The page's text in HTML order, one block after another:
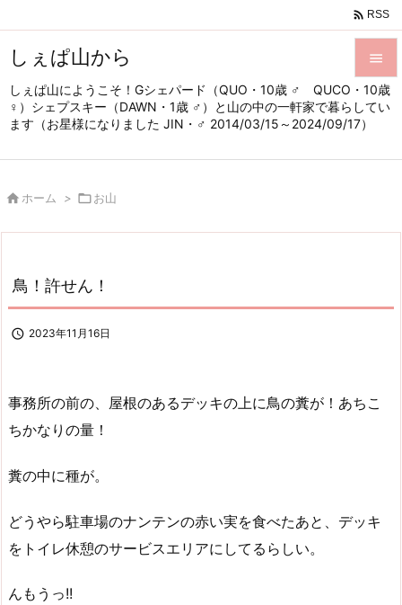
しぇぱ山から
しぇぱ山にようこそ！Gシェパード（QUO・10歳 ♂ QUCO・10歳
♀）シェプスキー（DAWN・1歳 ♂）と山の中の一軒家で暮らしてい
ます（お星様になりました JIN・♂ 2014/03/15～2024/09/17）


メニュ
サイド

 RSS
 ホーム > お山
鳥！許せん！
 2023年11月16日
事務所の前の、屋根のあるデッキの上に鳥の糞が！あちこ
ちかなりの量！
糞の中に種が。
どうやら駐車場のナンテンの赤い実を食べたあと、デッキ
をトイレ休憩のサービスエリアにしてるらしい。
んもうっ!!